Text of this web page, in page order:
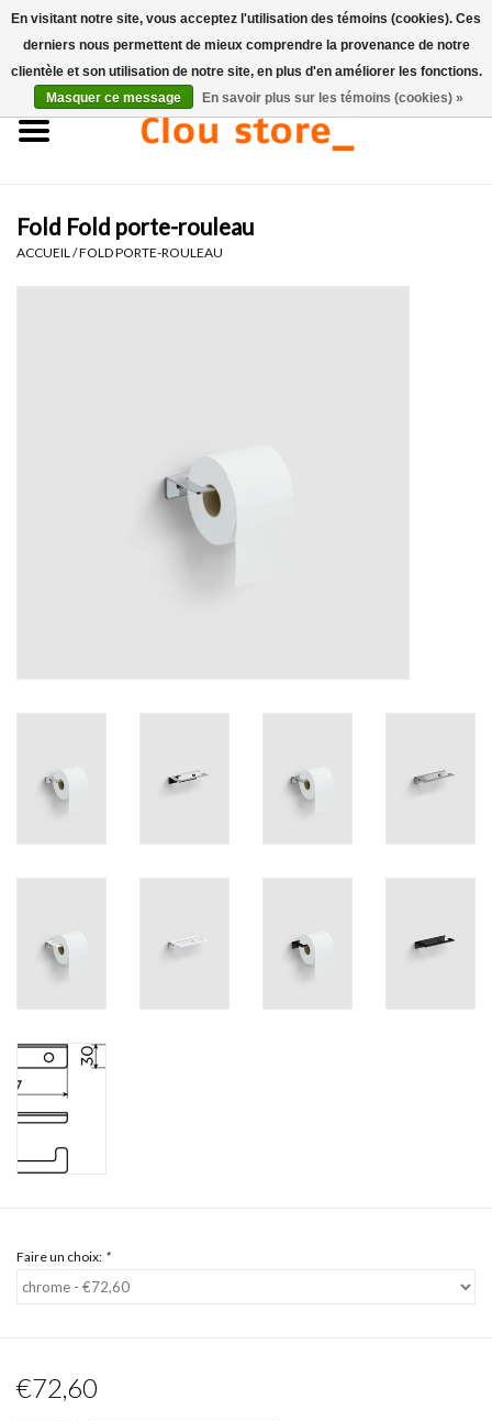
Accueil
Ensembles de lave-mains
Lave-mains
Fold Fold porte-rouleau
ACCUEIL /FOLD PORTE-ROULEAU
Faire un choix: *
€72,60
En visitant notre site, vous acceptez l'utilisation des témoins (cookies). Ces
derniers nous permettent de mieux comprendre la provenance de notre
clientèle et son utilisation de notre site, en plus d'en améliorer les fonctions.
Masquer ce message
En savoir plus sur les témoins (cookies) »